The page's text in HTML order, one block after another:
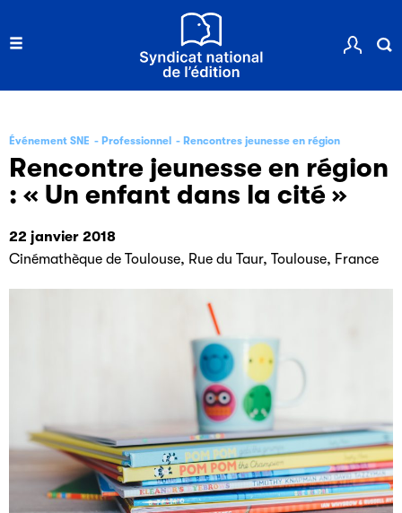
Événement SNE Professionnel Rencontres jeunesse en région
Rencontre jeunesse en région
: « Un enfant dans la cité »
22 janvier 2018
Cinémathèque de Toulouse, Rue du Taur, Toulouse, France